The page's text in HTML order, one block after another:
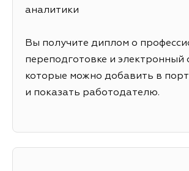
аналитики
Вы получите диплом о
переподготовке и электронный
которые можно добавить в
и показать работодателю.